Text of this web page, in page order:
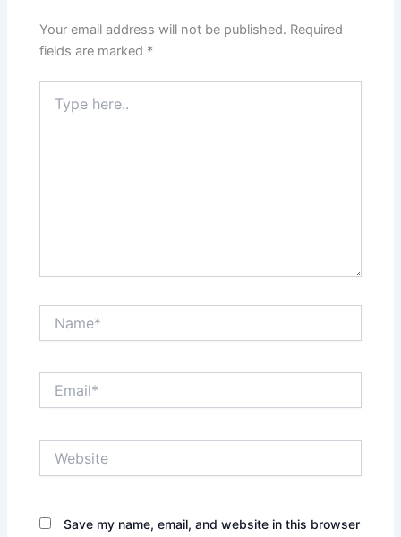
Your email address will not be published. Required
fields are marked *
here..
Save my name, email, and website in this browser